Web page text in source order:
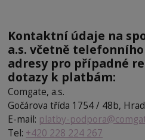
Kontaktní údaje na
a.s. včetně
adresy pro případné
dotazy k platbám:
Comgate, a.s.
Gočárova třída 1754 / 48b,
E-mail: platby-
Tel: +420 228 224 267